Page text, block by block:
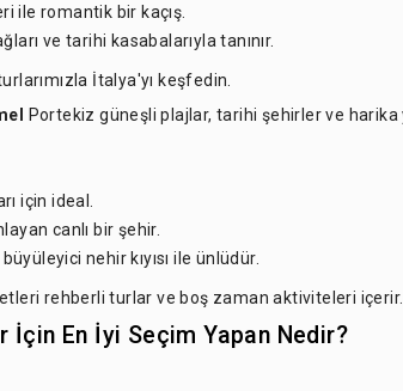
ile romantik bir kaçış.
ve tarihi kasabalarıyla tanınır.
İtalya'yı keşfedin.
Portekiz güneşli plajlar, tarihi şehirler ve
için ideal.
canlı bir şehir.
nehir kıyısı ile ünlüdür.
rehberli turlar ve boş zaman aktiviteleri içerir.
En İyi Seçim Yapan Nedir?